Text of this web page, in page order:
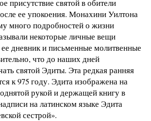
присутствие святой в обители
ее упокоения. Монахини Уилтона
много подробностей о жизни
некоторые личные вещи
дневник и письменные молитвенные
что до наших дней
святой Эдиты. Эта редкая ранняя
к 975 году. Эдита изображена на
рукой и держащей книгу в
на латинском языке Эдита
сестрой».